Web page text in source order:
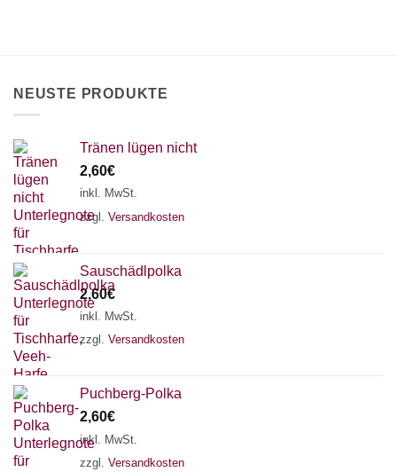
NEUSTE PRODUKTE
Tränen lügen nicht
2,60€
inkl. MwSt.
zzgl. Versandkosten
Sauschädlpolka
2,60€
inkl. MwSt.
zzgl. Versandkosten
Puchberg-Polka
2,60€
inkl. MwSt.
zzgl. Versandkosten